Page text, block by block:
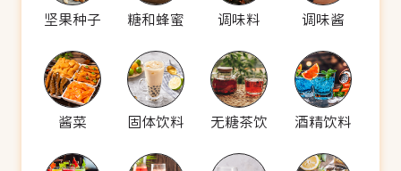
坚果种子 糖和蜂蜜 调味料 调味酱
酱菜 固体饮料 无糖茶饮 酒精饮料